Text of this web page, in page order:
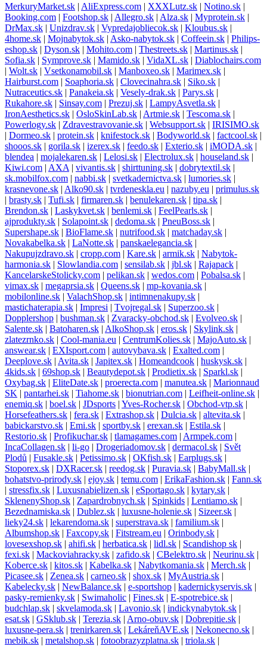
MerkuryMarket.sk | AliExpress.com | XXXLutz.sk | Notino.sk |
Booking.com | Footshop.sk | Allegro.sk | Alza.sk | Myprotein.sk |
DrMax.sk | Unizdrav.sk | Vypredajobliecok.sk | Kloubus.sk |
4home.sk | Mojnabytok.sk | Asko-nabytok.sk | Coffeein.sk | Philips-
eshop.sk | Dyson.sk | Mohito.com | Thestreets.sk | Martinus.sk |
Sofia.sk | Symprove.sk | Mamido.sk | VidaXL.sk | Diablochairs.com
| Wolt.sk | Vsetkonamobil.sk | Manboxeo.sk | Marimex.sk |
Hairburst.com | Soaphoria.sk | Clovecinahra.sk | Siko.sk |
Nutraceutics.sk | Panakeia.sk | Vesely-drak.sk | Parys.sk |
Rukahore.sk | Sinsay.com | Prezuj.sk | LampyAsvetla.sk |
IronAesthetics.sk | OsloSkinLab.sk | Artmie.sk | Tescoma.sk |
Powerlogy.sk | Zdravestravovanie.sk | Websupport.sk | IRISIMO.sk
| Dormeo.sk | protein.sk | knifestock.sk | Bodyworld.sk | factcool.sk |
shooos.sk | gorila.sk | izerex.sk | feedo.sk | Exterio.sk | iMODA.sk |
blendea | mojalekaren.sk | Lelosi.sk | Electrolux.sk | houseland.sk |
Kiwi.com | AXA | vivantis.sk | shirttuning.sk | dobrytextil.sk |
sk.mobilfox.com | nabbi.sk | svetkadernictva.sk | lumories.sk |
krasnevone.sk | Alko90.sk | tvrdeneskla.eu | nazuby.eu | primulus.sk
| brasty.sk | Tufi.sk | firmaren.sk | benulekaren.sk | tipa.sk |
Brendon.sk | Laskykvet.sk | benlemi.sk | FeelPearls.sk |
ajprodukty.sk | Solapoint.sk | dedoma.sk | PneuBoss.sk |
Supershape.sk | BioFlame.sk | nutrifood.sk | matchaday.sk |
Novakabelka.sk | LaNotte.sk | panskaelegancia.sk |
Nakupujzdravo.sk | cropp.com | Kare.sk | armik.sk | Nabytok-
harmonia.sk | Slowlandia.com | sensilab.sk | jbl.sk | Rajapack |
KancelarskeStolicky.com | pelikan.sk | wedos.com | Pobalsa.sk |
vimax.sk | megaprsia.sk | Queens.sk | mp-kovania.sk |
mobilonline.sk | ValachShop.sk | intimnenakupy.sk |
mastichaterapia.sk | Impresi | Tvojregal.sk | Superzoo.sk |
Dopplershop | bushman.sk | Zvaracky-obchod.sk | Evolveo.sk |
Salente.sk | Batoharen.sk | AlkoShop.sk | eros.sk | Skylink.sk |
zlatezrnko.sk | Cool-mania.eu | CentrumKolies.sk | MajoAuto.sk |
answear.sk | EXIsport.com | autovybava.sk | Exalted.com |
Deeplove.sk | Avita.sk | Japitex.sk | Homeandcook | huskysk.sk |
4kids.sk | 69shop.sk | Beautydepot.sk | Prodietix.sk | Sparkl.sk |
Oxybag.sk | EliteDate.sk | proerecta.com | manutea.sk | Marionnaud
SK | pantarhei.sk | Tiahome.sk | bionutrian.com | Leifheit-online.sk |
enemiq.sk | boel.sk | JDsports | Yves-Rocher.sk | Obchod-vtp.sk |
Horsefeathers.sk | fera.sk | Extrashop.sk | Dulcia.sk | altevita.sk |
babickarstvo.sk | Emi.sk | sportby.sk | erexan.sk | Estila.sk |
Restorio.sk | Profikuchar.sk | tlamagames.com | Armpek.com |
IncaCollagen.sk | li-go | Drogeriadomov.sk | dermacol.sk | Svět
Plodů | Fusakle.sk | Petissimo.sk | OKfish.sk | Earplugs.sk |
Stoporex.sk | DXRacer.sk | reedog.sk | Puravia.sk | BabyMall.sk |
bohatstvo-prirody.sk | ejoy.sk | temu.com | ErikaFashion.sk | Fann.sk
| stressfix.sk | Luxusnabielizen.sk | eSportago.sk | kytary.sk |
SklenenyShop.sk | Zapardrobnych.sk | Spinkids | Lentiamo.sk |
Bezednamiska.sk | Dublez.sk | luxusne-holenie.sk | Sizeer.sk |
lieky24.sk | lekarendoma.sk | superstrava.sk | familium.sk |
Albumshop.sk | Faxcopy.sk | Fitstream.eu | Orinbody.sk |
lovesexshop.sk | ahifi.sk | herbatica.sk | lidl.sk | Scandishop sk |
fexi.sk | Mackoviahracky.sk | zafido.sk | CBelektro.sk | Neurinu.sk |
Koberce.sk | kitos.sk | Kabelka.sk | Nabytkomania.sk | Merch.sk |
Picasee.sk | Zenea.sk | carneo.sk | shox.sk | MyAustria.sk |
Kabelecky.sk | NewBalance.sk | e-sportshop | kadernickyservis.sk |
pasky-remienky.sk | Swimaholic | Fines.sk | E-spotrebice.sk |
budchlap.sk | skvelamoda.sk | Lavonio.sk | indickynabytok.sk |
esat.sk | GSklub.sk | Terezia.sk | Arno-obuv.sk | Dobrepitie.sk |
luxusne-pera.sk | trenirkaren.sk | LekáreňAVE.sk | Nekonecno.sk |
mebik.sk | metalshop.sk | fotoobrazyzplatna.sk | triola.sk |